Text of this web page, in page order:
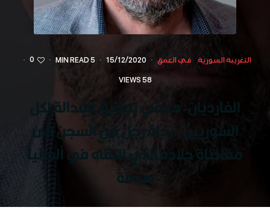
التغريبة السورية في العمق ·
15/12/2020
·
5 MIN READ
·
0
·
58 VIEWS
الغارديان: هدفي تحقيق العدالة لكل
السوريين ؛ رحلة رجل من السجن إلى
مقاضاة جلاده الذي التقاه في ألمانيا
صدفةً